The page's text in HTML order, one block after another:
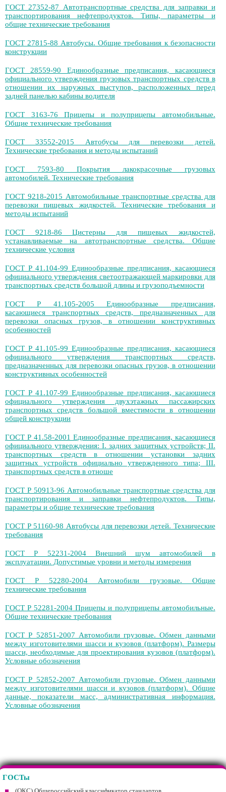
ГОСТ 27352-87 Автотранспортные средства для заправки и
транспортирования нефтепродуктов. Типы, параметры и
общие технические требования
ГОСТ 27815-88 Автобусы. Общие требования к безопасности
конструкции
ГОСТ 28559-90 Единообразные предписания, касающиеся
официального утверждения грузовых транспортных средств в
отношении их наружных выступов, расположенных перед
задней панелью кабины водителя
ГОСТ 3163-76 Прицепы и полуприцепы автомобильные.
Общие технические требования
ГОСТ 33552-2015 Автобусы для перевозки детей.
Технические требования и методы испытаний
ГОСТ 7593-80 Покрытия лакокрасочные грузовых
автомобилей. Технические требования
ГОСТ 9218-2015 Автомобильные транспортные средства для
перевозки пищевых жидкостей. Технические требования и
методы испытаний
ГОСТ 9218-86 Цистерны для пищевых жидкостей,
устанавливаемые на автотранспортные средства. Общие
технические условия
ГОСТ Р 41.104-99 Единообразные предписания, касающиеся
официального утверждения светоотражающей маркировки для
транспортных средств большой длины и грузоподъемности
ГОСТ Р 41.105-2005 Единообразные предписания,
касающиеся транспортных средств, предназначенных для
перевозки опасных грузов, в отношении конструктивных
особенностей
ГОСТ Р 41.105-99 Единообразные предписания, касающиеся
официального утверждения транспортных средств,
предназначенных для перевозки опасных грузов, в отношении
конструктивных особенностей
ГОСТ Р 41.107-99 Единообразные предписания, касающиеся
официального утверждения двухэтажных пассажирских
транспортных средств большой вместимости в отношении
общей конструкции
ГОСТ Р 41.58-2001 Единообразные предписания, касающиеся
официального утверждения: I. задних защитных устройств; II.
транспортных средств в отношении установки задних
защитных устройств официально утвержденного типа; III.
транспортных средств в отноше
ГОСТ Р 50913-96 Автомобильные транспортные средства для
транспортирования и заправки нефтепродуктов. Типы,
параметры и общие технические требования
ГОСТ Р 51160-98 Автобусы для перевозки детей. Технические
требования
ГОСТ Р 52231-2004 Внешний шум автомобилей в
эксплуатации. Допустимые уровни и методы измерения
ГОСТ Р 52280-2004 Автомобили грузовые. Общие
технические требования
ГОСТ Р 52281-2004 Прицепы и полуприцепы автомобильные.
Общие технические требования
ГОСТ Р 52851-2007 Автомобили грузовые. Обмен данными
между изготовителями шасси и кузовов (платформ). Размеры
шасси, необходимые для проектирования кузовов (платформ).
Условные обозначения
ГОСТ Р 52852-2007 Автомобили грузовые. Обмен данными
между изготовителями шасси и кузовов (платформ). Общие
данные, показатели масс, административная информация.
Условные обозначения
ГОСТы